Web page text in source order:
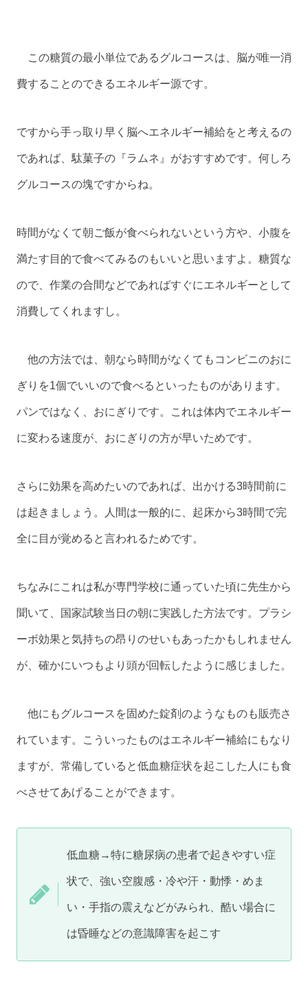
この糖質の最小単位であるグルコースは、脳が唯一消
費することのできるエネルギー源です。
ですから手っ取り早く脳へエネルギー補給をと考えるの
であれば、駄菓子の『ラムネ』がおすすめです。何しろ
グルコースの塊ですからね。
時間がなくて朝ご飯が食べられないという方や、小腹を
満たす目的で食べてみるのもいいと思いますよ。糖質な
ので、作業の合間などであればすぐにエネルギーとして
消費してくれますし。
他の方法では、朝なら時間がなくてもコンビニのおに
ぎりを1個でいいので食べるといったものがあります。
パンではなく、おにぎりです。これは体内でエネルギー
に変わる速度が、おにぎりの方が早いためです。
さらに効果を高めたいのであれば、出かける3時間前に
は起きましょう。人間は一般的に、起床から3時間で完
全に目が覚めると言われるためです。
ちなみにこれは私が専門学校に通っていた頃に先生から
聞いて、国家試験当日の朝に実践した方法です。プラシ
ーボ効果と気持ちの昂りのせいもあったかもしれません
が、確かにいつもより頭が回転したように感じました。
他にもグルコースを固めた錠剤のようなものも販売さ
れています。こういったものはエネルギー補給にもなり
ますが、常備していると低血糖症状を起こした人にも食
べさせてあげることができます。
低血糖→特に糖尿病の患者で起きやすい症
状で、強い空腹感・冷や汗・動悸・めま
い・手指の震えなどがみられ、酷い場合に
は昏睡などの意識障害を起こす